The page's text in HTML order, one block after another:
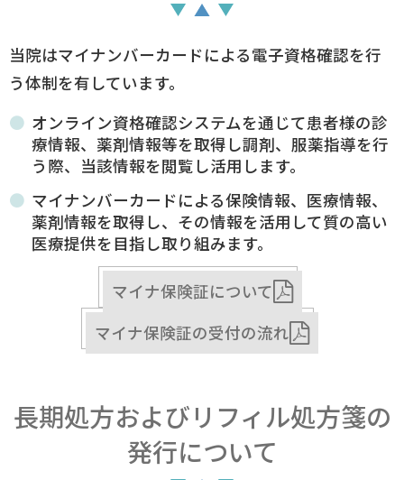
当院はマイナンバーカードによる電子資格確認を行
う体制を有しています。
オンライン資格確認システムを通じて患者様の診
療情報、薬剤情報等を取得し調剤、服薬指導を行
う際、当該情報を閲覧し活用します。
マイナンバーカードによる保険情報、医療情報、
薬剤情報を取得し、その情報を活用して質の高い
医療提供を目指し取り組みます。
マイナ保険証について
マイナ保険証の受付の流れ
長期処方およびリフィル処方箋の
発行について